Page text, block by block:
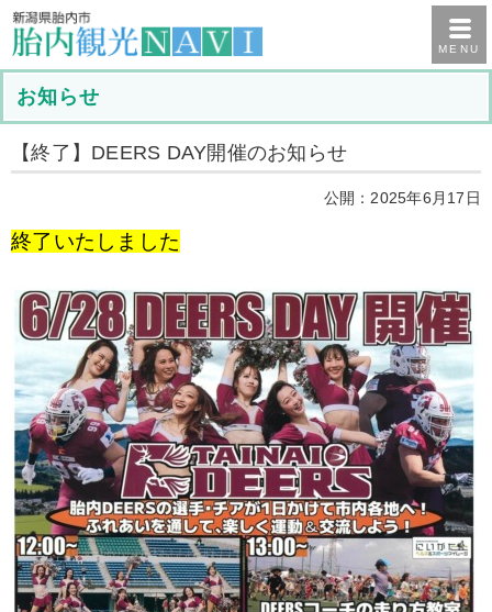
MENU
お知らせ
【終了】DEERS DAY開催のお知らせ
公開：2025年6月17日
終了いたしました